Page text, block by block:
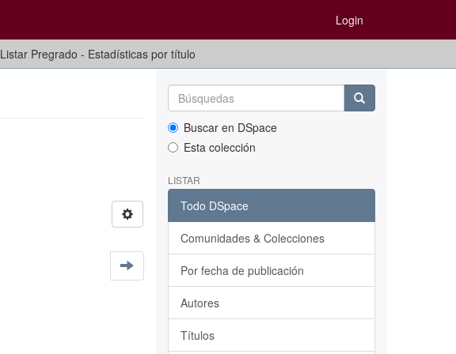
Login
Listar Pregrado - Estadísticas por título
Buscar en DSpace
Esta colección
LISTAR
Todo DSpace
Comunidades & Colecciones
Por fecha de publicación
Autores
Títulos